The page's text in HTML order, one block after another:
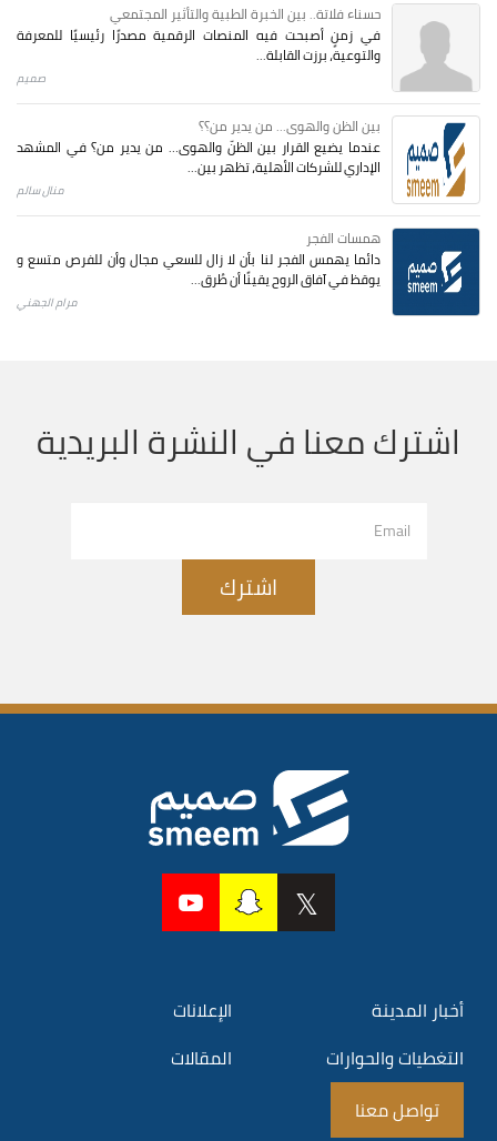
حسناء فلاتة.. بين الخبرة الطبية والتأثير المجتمعي
في زمنٍ أصبحت فيه المنصات الرقمية مصدرًا رئيسيًا للمعرفة
والتوعية، برزت القابلة...
صميم
بين الظن والهوى... من يدير من؟؟
عندما يضيع القرار بين الظنّ والهوى… من يدير من؟ في المشهد
الإداري للشركات الأهلية، تظهر بين...
منال سالم
همسات الفجر
دائما يهمس الفجر لنا بأن لا زال للسعي مجال وأن للفرص متسع و
يوقظ في آفاق الروح يقينًا أن طُرق...
مرام الجهني
اشترك معنا في النشرة البريدية
اشترك
أخبار المدينة
الإعلانات
التغطيات والحوارات
المقالات
تواصل معنا